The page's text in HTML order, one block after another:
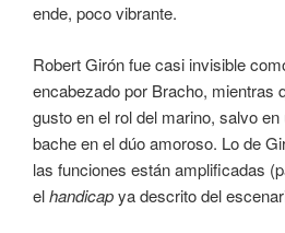
ende, poco vibrante.
Robert Girón fue casi invisible
encabezado por Bracho, mientras
gusto en el rol del marino, salvo
bache en el dúo amoroso. Lo de
las funciones están amplificadas
elhandicapya descrito del